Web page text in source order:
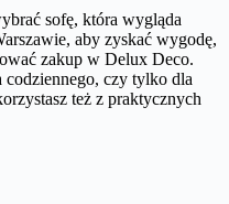
sofę, która wygląda
aby zyskać wygodę,
zakup w Delux Deco.
codziennego, czy tylko dla
też z praktycznych